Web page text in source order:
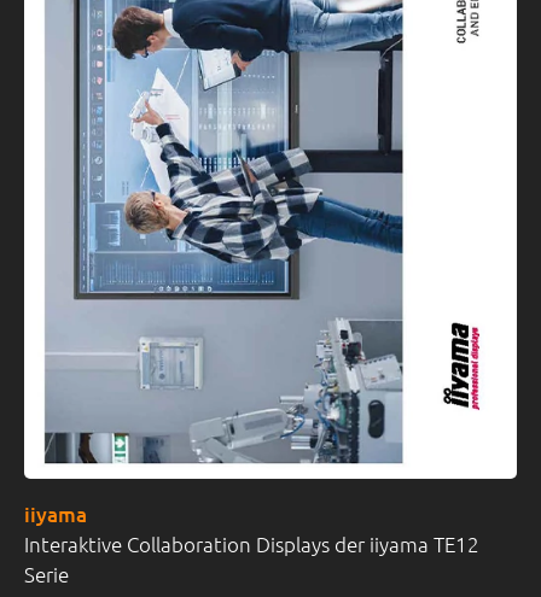
Interaktive Collaboration Displays der iiyama TE12
Serie
iiyama